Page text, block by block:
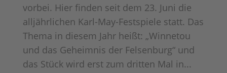
vorbei. Hier finden seit dem 23. Juni die
alljährlichen Karl-May-Festspiele statt. Das
Thema in diesem Jahr heißt: „Winnetou
und das Geheimnis der Felsenburg“ und
das Stück wird erst zum dritten Mal in...